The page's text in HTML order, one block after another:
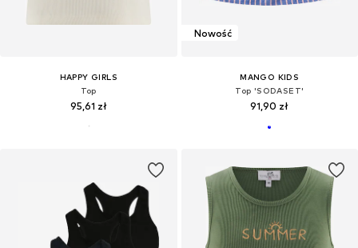
HAPPY GIRLS
Top
95,61 zł
Nowość
MANGO KIDS
Top 'SODASET'
91,90 zł